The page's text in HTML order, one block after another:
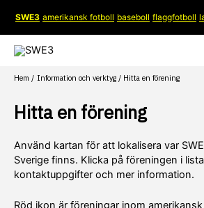
innehåll
SWE3 amerikansk fotboll baseboll flaggfotboll
Hem Information och verktyg Hitta en förening
Hitta en förening
Använd kartan för att lokalisera var
Sverige finns. Klicka på föreningen i
kontaktuppgifter och mer information.
Röd ikon är föreningar inom